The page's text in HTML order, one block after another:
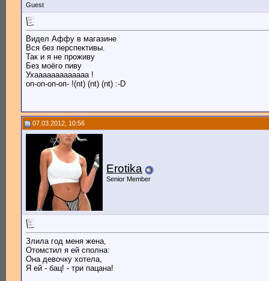
Guest
Видел Аффу в магазине
Вся без перспективы.
Так и я не проживу
Без моёго пиву
Ухааааааааааааа !
оп-оп-оп-оп- !(nt) (nt) (nt) :-D
07.03.2012, 10:56
Erotika
Senior Member
Злила год меня жена,
Отомстил я ей сполна:
Она девочку хотела,
Я ей - бац! - три пацана!